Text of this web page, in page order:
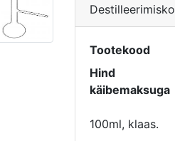
Tootekood
Hind
käibemaksuga
100ml, klaas.